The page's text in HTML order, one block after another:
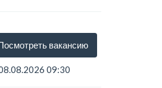
вакансию
09:30